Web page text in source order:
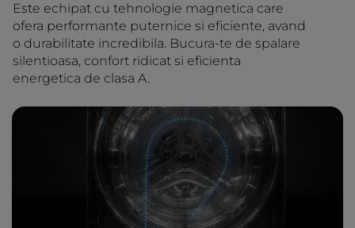
Este echipat cu tehnologie magnetica care
ofera performante puternice si eficiente, avand
o durabilitate incredibila. Bucura-te de spalare
silentioasa, confort ridicat si eficienta
energetica de clasa A.